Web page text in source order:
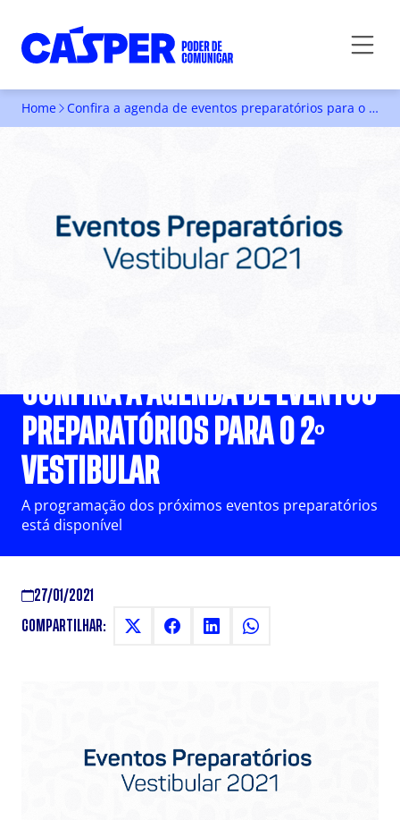
Home Confira a agenda de eventos preparatórios para o 2º Vestibular
CONFIRA A AGENDA DE EVENTOS
PREPARATÓRIOS PARA O 2º
VESTIBULAR
A programação dos próximos eventos preparatórios
está disponível
27/01/2021
COMPARTILHAR: